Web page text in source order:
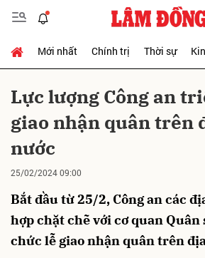
Mới nhất Chính trị Thời sự
Lực lượng Công an
giao nhận quân trên
nước
25/02/2024 09:00
Bắt đầu từ 25/2, Công an các
hợp chặt chẽ với cơ quan Quân
chức lễ giao nhận quân trên
Gửi bình luận